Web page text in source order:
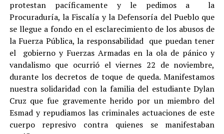
protestan pacíficamente y le pedimos a la
Procuraduría, la Fiscalía y la Defensoría del Pueblo que
se llegue a fondo en el esclarecimiento de los abusos de
la Fuerza Pública, la responsabilidad que puedan tener
el gobierno y Fuerzas Armadas en la ola de pánico y
vandalismo que ocurrió el viernes 22 de noviembre,
durante los decretos de toque de queda. Manifestamos
nuestra solidaridad con la familia del estudiante Dylan
Cruz que fue gravemente herido por un miembro del
Esmad y repudiamos las criminales actuaciones de este
cuerpo represivo contra quienes se manifestaban